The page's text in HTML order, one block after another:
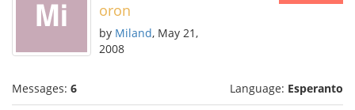
oron
by Miland, May 21,
2008
Messages: 6 Language: Esperanto